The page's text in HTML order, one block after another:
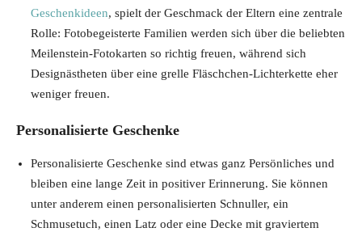
Geschenkideen, spielt der Geschmack der Eltern eine zentrale
Rolle: Fotobegeisterte Familien werden sich über die beliebten
Meilenstein-Fotokarten so richtig freuen, während sich
Designästheten über eine grelle Fläschchen-Lichterkette eher
weniger freuen.
Personalisierte Geschenke
Personalisierte Geschenke sind etwas ganz Persönliches und
bleiben eine lange Zeit in positiver Erinnerung. Sie können
unter anderem einen personalisierten Schnuller, ein
Schmusetuch, einen Latz oder eine Decke mit graviertem